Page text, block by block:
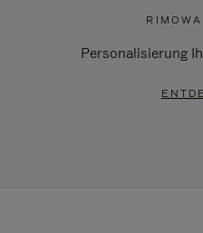
Personalisierung